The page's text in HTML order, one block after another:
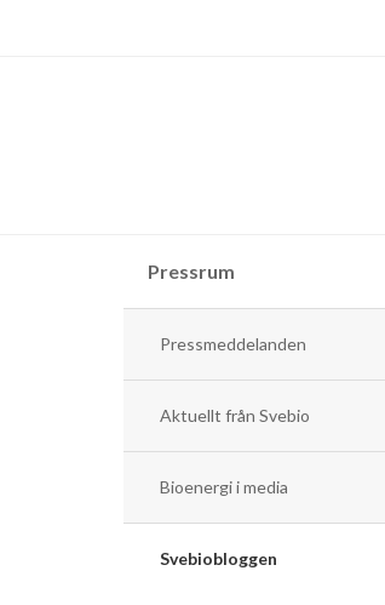
Pressrum
Pressmeddelanden
Aktuellt från Svebio
Bioenergi i media
Svebiobloggen